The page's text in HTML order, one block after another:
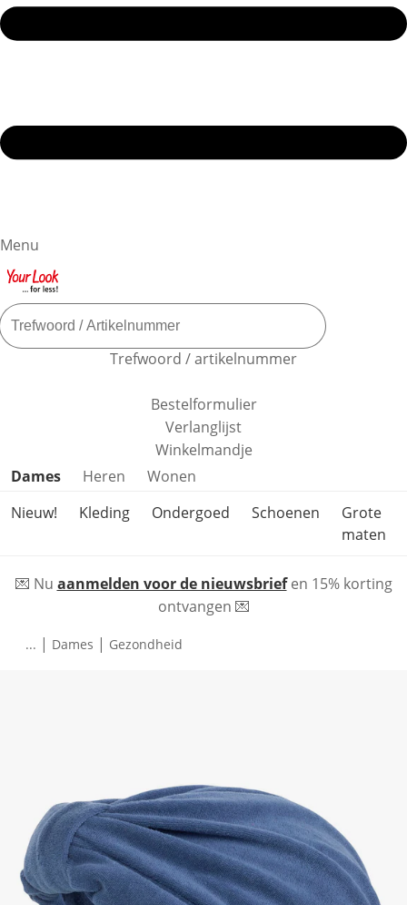
Menu
Trefwoord / artikelnummer
Bestelformulier
Verlanglijst
Winkelmandje
Productcategorieën overslaan
Dames Heren
Wonen
Nieuw!
Kleding Ondergoed Schoenen
Grote
maten
💌 Nu aanmelden voor de nieuwsbriefen 15% korting
ontvangen 💌
... | Dames | Gezondheid